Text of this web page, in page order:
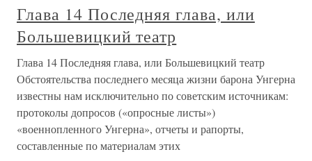
Глава 14 Последняя глава, или
Большевицкий театр
Глава 14 Последняя глава, или Большевицкий театр
Обстоятельства последнего месяца жизни барона Унгерна
известны нам исключительно по советским источникам:
протоколы допросов («опросные листы»)
«военнопленного Унгерна», отчеты и рапорты,
составленные по материалам этих